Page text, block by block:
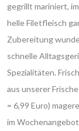
gegrillt mariniert,
helle Filetfleisch
Zubereitung
schnelle
Spezialitäten.
aus unserer
= 6,99 Euro)
im